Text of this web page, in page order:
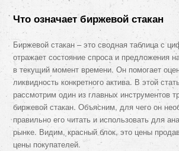
Что означает биржевой стакан
Биржевой стакан – это сводная таблица с
отражает состояние спроса и предложения
в текущий момент времени. Он помогает
ликвидность конкретного актива. В этой
рассмотрим один из главных инструментов
биржевой стакан. Объясним, для чего он
правильно его читать и использовать для
рынке. Видим, красный блок, это цены
цены покупателей.